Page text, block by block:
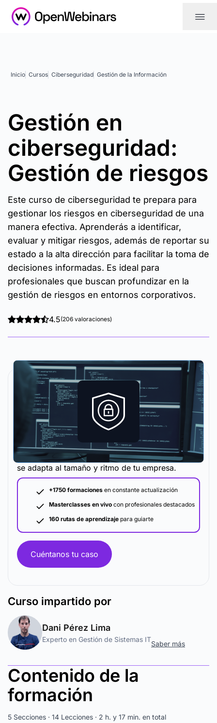
|||
Inicio Cursos Ciberseguridad Gestión de la Información
Gestión en
ciberseguridad:
Gestión de riesgos
Este curso de ciberseguridad te prepara para
gestionar los riesgos en ciberseguridad de una
manera efectiva. Aprenderás a identificar,
evaluar y mitigar riesgos, además de reportar su
estado a la alta dirección para facilitar la toma de
decisiones informadas. Es ideal para
profesionales que buscan profundizar en la
gestión de riesgos en entornos corporativos.
4.5(206 valoraciones)
La metodología y plataforma de formación que
se adapta al tamaño y ritmo de tu empresa.
+1750 formaciones en constante actualización
Masterclasses en vivo con profesionales destacados
160 rutas de aprendizaje para guiarte
Cuéntanos tu caso
Curso impartido por
Dani Pérez Lima
Experto en Gestión de Sistemas IT
Saber más
Contenido de la
formación
5 Secciones · 14 Lecciones · 2 h. y 17 min. en total